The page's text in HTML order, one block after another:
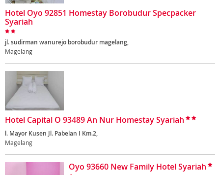
Hotel Oyo 92851 Homestay Borobudur Specpacker
Syariah
jl. sudirman wanurejo borobudur magelang,
Magelang
Hotel Capital O 93489 An Nur Homestay Syariah
l. Mayor Kusen Jl. Pabelan I Km.2,
Magelang
Oyo 93660 New Family Hotel Syariah